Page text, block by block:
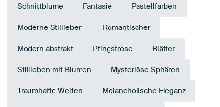
Schnittblume Fantasie Pastellfarben
Moderne Stillleben Romantischer
Modern abstrakt Pfingstrose Blätter
Stillleben mit Blumen Mysteriöse Sphären
Traumhafte Welten Melancholische Eleganz